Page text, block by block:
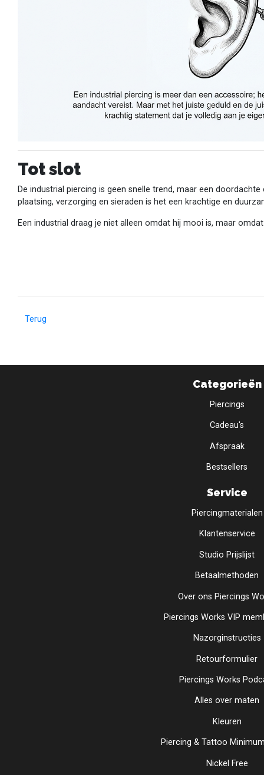
Tot slot
De industrial piercing is geen snelle trend, maar een
plaatsing, verzorging en sieraden is het een krachtige en
Een industrial draag je niet alleen omdat hij mooi is, maar
Terug
Categorieën
Piercings
Cadeau's
Afspraak
Bestsellers
Service
Piercingmaterialen
Klantenservice
Studio Prijslijst
Betaalmethoden
Over ons Piercings
Piercings Works VIP
Nazorginstructies
Retourformulier
Piercings Works
Alles over maten
Kleuren
Piercing & Tattoo
Nickel Free